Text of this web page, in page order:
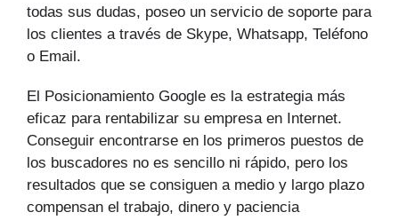
todas sus dudas, poseo un servicio de soporte para
los clientes a través de Skype, Whatsapp, Teléfono
o Email.
El Posicionamiento Google es la estrategia más
eficaz para rentabilizar su empresa en Internet.
Conseguir encontrarse en los primeros puestos de
los buscadores no es sencillo ni rápido, pero los
resultados que se consiguen a medio y largo plazo
compensan el trabajo, dinero y paciencia